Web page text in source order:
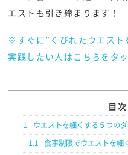
エストも引き締まります！
※すぐに”くびれたウエスト
実践したい人はこちらをタ
目次
1
ウエストを細くする５つの
1.1 食事制限でウエストを細